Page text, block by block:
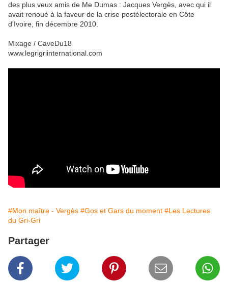
des plus veux amis de Me Dumas : Jacques Vergès, avec qui il
avait renoué à la faveur de la crise postélectorale en Côte
d'Ivoire, fin décembre 2010.
Mixage / CaveDu18
www.legrigriinternational.com
#Mon maître - Vergès #Gos et Gars du moment #Les Lectures
du Gri-Gri
Partager